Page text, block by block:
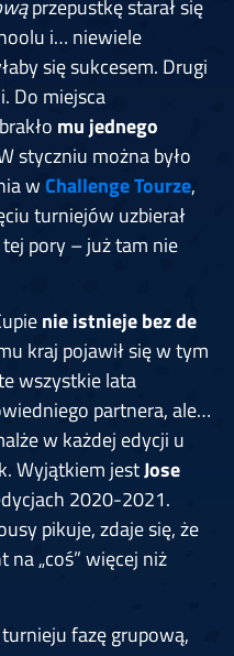
przepustkę starał się
i… niewiele
się sukcesem. Drugi
Do miejsca
mu jednego
styczniu można było
wChallenge Tourze,
turniejów uzbierał
pory – już tam nie
nie istnieje bez de
kraj pojawił się w tym
wszystkie lata
partnera, ale…
w każdej edycji u
Wyjątkiem jestJose
2020-2021.
pikuje, zdaje się, że
na „coś” więcej niż
fazę grupową,